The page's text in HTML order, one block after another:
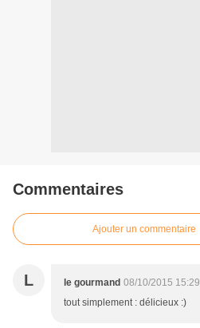
Commentaires
Ajouter un commentaire
L le gourmand 08/10/2015 15:29
tout simplement : délicieux :)